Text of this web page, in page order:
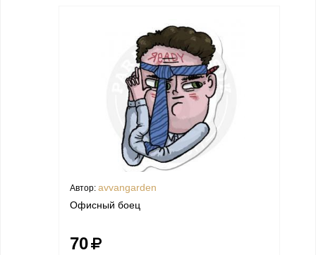
Автор: avvangarden
Офисный боец
70